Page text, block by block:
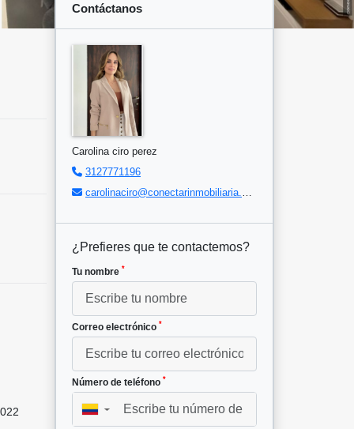
Contáctanos
Carolina ciro perez
3127771196
carolinaciro@conectarinmobiliaria.com
¿Prefieres que te contactemos?
Tu nombre *
Correo electrónico *
Número de teléfono *
▼